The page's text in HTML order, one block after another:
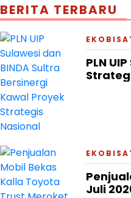
BERITA TERBARU
PLN
Juli